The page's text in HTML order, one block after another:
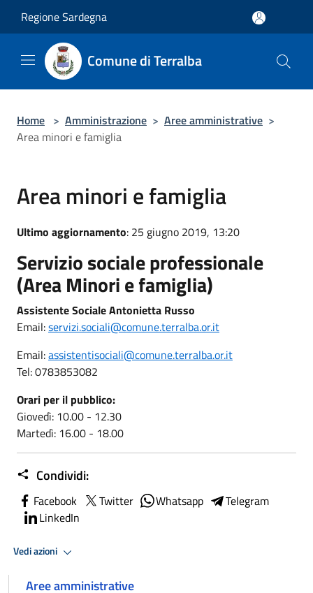
Regione Sardegna
Comune di Terralba
Home > Amministrazione > Aree amministrative >
Area minori e famiglia
Area minori e famiglia
Ultimo aggiornamento: 25 giugno 2019, 13:20
Servizio sociale professionale
(Area Minori e famiglia)
Assistente Sociale Antonietta Russo
Email:servizi.sociali@comune.terralba.or.it
Email:assistentisociali@comune.terralba.or.it
Tel: 0783853082
Orari per il pubblico:
Giovedì: 10.00 - 12.30
Martedì: 16.00 - 18.00
Condividi:
Facebook Twitter Whatsapp
Telegram
LinkedIn
Vedi azioni
Aree amministrative